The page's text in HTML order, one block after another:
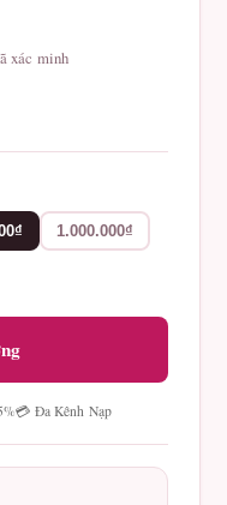
xác minh
1.000.000₫
💳 Đa Kênh Nạp